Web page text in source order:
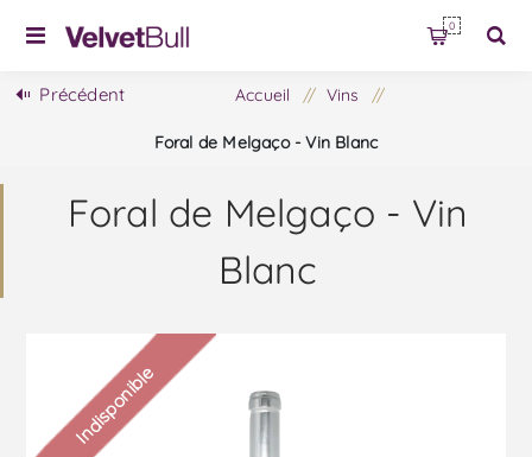
0
Précédent Accueil / Vins /
Foral de Melgaço - Vin Blanc
Foral de Melgaço - Vin
Blanc
Indisponible